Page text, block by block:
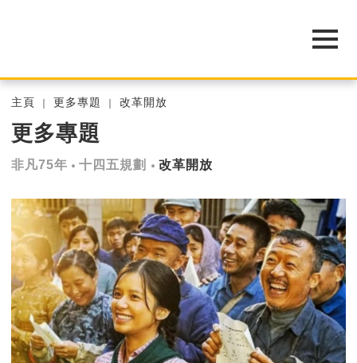
主頁 更多專題 改革開放
更多專題
非凡75年 十四五規劃 改革開放